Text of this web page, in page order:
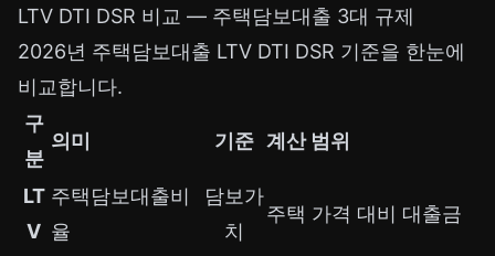
LTV DTI DSR 비교 — 주택담보대출 3대 규제
2026년 주택담보대출 LTV DTI DSR 기준을 한눈에
비교합니다.
구
분
의미 기준 계산 범위
LT
V
주택담보대출비
율
담보가
치
주택 가격 대비 대출금